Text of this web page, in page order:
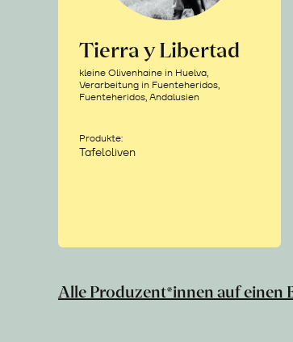
Tierra y Libertad
kleine Olivenhaine in Huelva,
Verarbeitung in Fuenteheridos,
Fuenteheridos, Andalusien
Produkte:
Tafeloliven
Alle Produzent*innen auf einen